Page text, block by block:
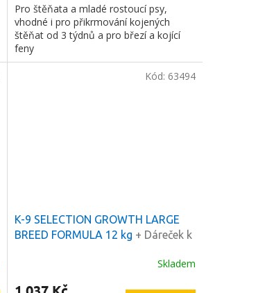
Pro štěňata a mladé rostoucí psy,
vhodné i pro přikrmování kojených
štěňat od 3 týdnů a pro březí a kojící
feny
K-9 SELECTION GROWTH LARGE
BREED FORMULA 12 kg + Dáreček k
Skladem
Kód: 63494